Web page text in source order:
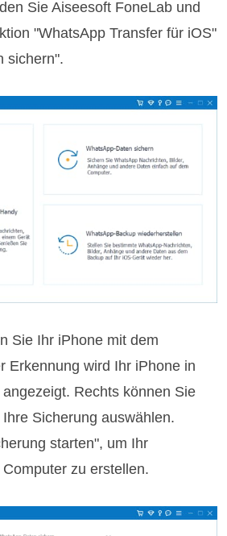
Sie Aiseesoft FoneLab und
"WhatsApp Transfer für iOS"
sichern".
Sie Ihr iPhone mit dem
Erkennung wird Ihr iPhone in
Rechts können Sie
Sicherung auswählen.
starten", um Ihr
zu erstellen.